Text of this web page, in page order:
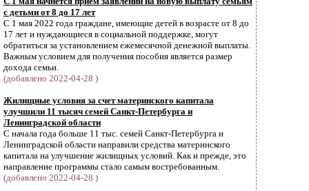
с детьми от 8 до 17 лет
С 1 мая 2022 года граждане, имеющие детей в возрасте от 8 до
17 лет и нуждающиеся в социальной поддержке, могут
обратиться за установлением ежемесячной денежной выплаты.
Важным условием для получения пособия является размер
дохода семьи.
(добавлено 2022-04-28 )
Жилищные условия за счет материнского капитала
улучшили 11 тысяч семей Санкт-Петербурга и
Ленинградской области
С начала года больше 11 тыс. семей Санкт-Петербурга и
Ленинградской области направили средства материнского
капитала на улучшение жилищных условий. Как и прежде, это
направление программы стало самым востребованным.
(добавлено 2022-04-28 )